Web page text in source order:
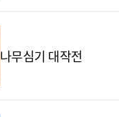
나무심기 대작전